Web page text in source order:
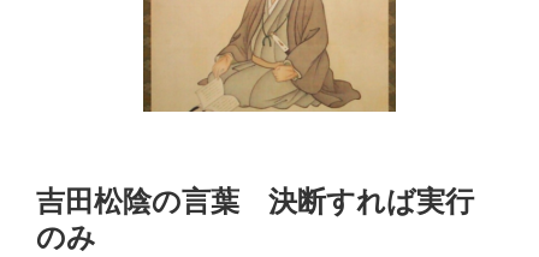
吉田松陰の言葉 決断すれば実行
のみ